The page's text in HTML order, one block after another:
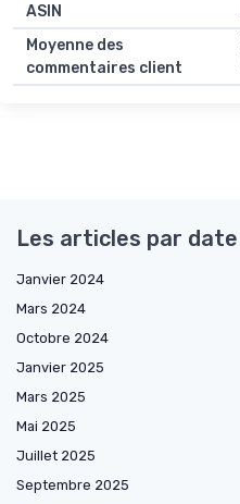
ASIN
Moyenne des
commentaires client
Les articles par date
Janvier 2024
Mars 2024
Octobre 2024
Janvier 2025
Mars 2025
Mai 2025
Juillet 2025
Septembre 2025